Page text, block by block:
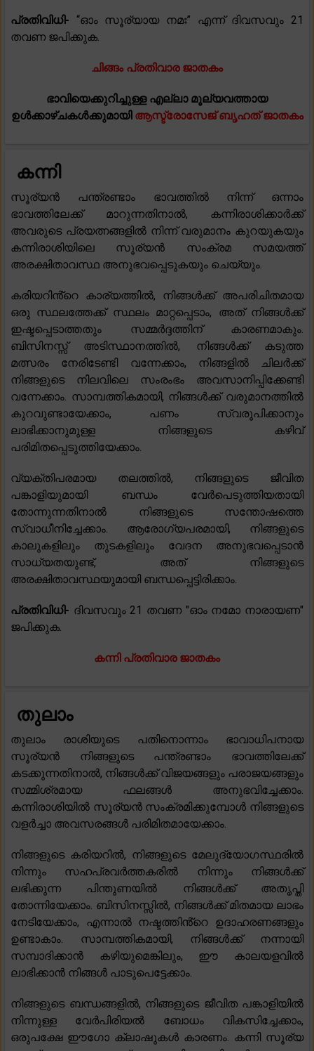
പ്രതിവിധി- “ഓം സൂര്യായ നമഃ” എന്ന് ദിവസവും 21
തവണ ജപിക്കുക.
ചിങ്ങം പ്രതിവാര ജാതകം
ഭാവിയെക്കുറിച്ചുള്ള എല്ലാ മൂല്യവത്തായ
ഉൾക്കാഴ്ചകൾക്കുമായി ആസ്ട്രോസേജ് ബൃഹത് ജാതകം
കന്നി
സൂര്യൻ പന്ത്രണ്ടാം ഭാവത്തിൽ നിന്ന് ഒന്നാം
ഭാവത്തിലേക്ക് മാറുന്നതിനാൽ, കന്നിരാശിക്കാർക്ക്
അവരുടെ പ്രയത്നങ്ങളിൽ നിന്ന് വരുമാനം കുറയുകയും
കന്നിരാശിയിലെ സൂര്യൻ സംക്രമ സമയത്ത്
അരക്ഷിതാവസ്ഥ അനുഭവപ്പെടുകയും ചെയ്യും.
കരിയറിൻ്റെ കാര്യത്തിൽ, നിങ്ങൾക്ക് അപരിചിതമായ
ഒരു സ്ഥലത്തേക്ക് സ്ഥലം മാറ്റപ്പെടാം, അത് നിങ്ങൾക്ക്
ഇഷ്ടപ്പെടാത്തതും സമ്മർദ്ദത്തിന് കാരണമാകും.
ബിസിനസ്സ് അടിസ്ഥാനത്തിൽ, നിങ്ങൾക്ക് കടുത്ത
മത്സരം നേരിടേണ്ടി വന്നേക്കാം, നിങ്ങളിൽ ചിലർക്ക്
നിങ്ങളുടെ നിലവിലെ സംരംഭം അവസാനിപ്പിക്കേണ്ടി
വന്നേക്കാം. സാമ്പത്തികമായി, നിങ്ങൾക്ക് വരുമാനത്തിൽ
കുറവുണ്ടായേക്കാം, പണം സ്വരൂപിക്കാനും
ലാഭിക്കാനുമുള്ള നിങ്ങളുടെ കഴിവ്
പരിമിതപ്പെടുത്തിയേക്കാം.
വ്യക്തിപരമായ തലത്തിൽ, നിങ്ങളുടെ ജീവിത
പങ്കാളിയുമായി ബന്ധം വേർപെടുത്തിയതായി
തോന്നുന്നതിനാൽ നിങ്ങളുടെ സന്തോഷത്തെ
സ്വാധീനിച്ചേക്കാം. ആരോഗ്യപരമായി, നിങ്ങളുടെ
കാലുകളിലും തുടകളിലും വേദന അനുഭവപ്പെടാൻ
സാധ്യതയുണ്ട്, അത് നിങ്ങളുടെ
അരക്ഷിതാവസ്ഥയുമായി ബന്ധപ്പെട്ടിരിക്കാം.
പ്രതിവിധി- ദിവസവും 21 തവണ "ഓം നമോ നാരായണ"
ജപിക്കുക.
കന്നി പ്രതിവാര ജാതകം
തുലാം
തുലാം രാശിയുടെ പതിനൊന്നാം ഭാവാധിപനായ
സൂര്യൻ നിങ്ങളുടെ പന്ത്രണ്ടാം ഭാവത്തിലേക്ക്
കടക്കുന്നതിനാൽ, നിങ്ങൾക്ക് വിജയങ്ങളും പരാജയങ്ങളും
സമ്മിശ്രമായ ഫലങ്ങൾ അനുഭവിച്ചേക്കാം.
കന്നിരാശിയിൽ സൂര്യൻ സംക്രമിക്കുമ്പോൾ നിങ്ങളുടെ
വളർച്ചാ അവസരങ്ങൾ പരിമിതമായേക്കാം.
നിങ്ങളുടെ കരിയറിൽ, നിങ്ങളുടെ മേലുദ്യോഗസ്ഥരിൽ
നിന്നും സഹപ്രവർത്തകരിൽ നിന്നും നിങ്ങൾക്ക്
ലഭിക്കുന്ന പിന്തുണയിൽ നിങ്ങൾക്ക് അതൃപ്തി
തോന്നിയേക്കാം. ബിസിനസ്സിൽ, നിങ്ങൾക്ക് മിതമായ ലാഭം
നേടിയേക്കാം, എന്നാൽ നഷ്ടത്തിൻ്റെ ഉദാഹരണങ്ങളും
ഉണ്ടാകാം. സാമ്പത്തികമായി, നിങ്ങൾക്ക് നന്നായി
സമ്പാദിക്കാൻ കഴിയുമെങ്കിലും, ഈ കാലയളവിൽ
ലാഭിക്കാൻ നിങ്ങൾ പാടുപെട്ടേക്കാം.
നിങ്ങളുടെ ബന്ധങ്ങളിൽ, നിങ്ങളുടെ ജീവിത പങ്കാളിയിൽ
നിന്നുള്ള വേർപിരിയൽ ബോധം വികസിച്ചേക്കാം,
ഒരുപക്ഷേ ഈഗോ ക്ലാഷുകൾ കാരണം. കന്നി സൂര്യ